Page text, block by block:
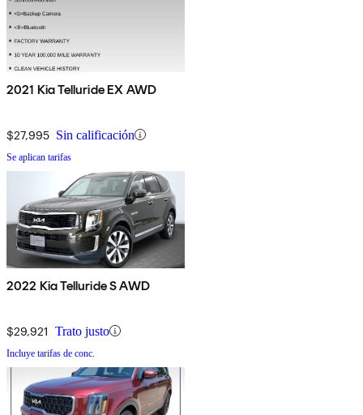
2021 Kia Telluride EX AWD
$27,995 Sin calificación
Se aplican tarifas
2022 Kia Telluride S AWD
$29,921 Trato justo
Incluye tarifas de conc.